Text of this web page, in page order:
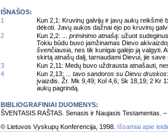
IŠNAŠOS:
1
Kun 2,1: Kruvinų galvijų ir javų aukų reikšmė
dėkoti. Javų aukos dažnai ėjo po kruvinų
2
Kun 2,2: ... priminimo atnašą: užuot
Tokiu būdu buvo įamžinamas Dievo
švenčiausia , nes tik kunigai galėjo ją
skirtą atnašų dalį, tarnaudami Dievui, jie
3
Kun 2,11: Medų buvo uždrausta atnašauti,
4
Kun 2,13: ... tavo sandoros su Dievu druskos
įvaizdis. Žr. Mk 9,49; Kol 4,6; Sk 18,19; 2 Kr
aukų pagrindą.
BIBLIOGRAFINIAI DUOMENYS:
ŠVENTASIS RAŠTAS. Senasis ir Naujasis Testamentas.
© Lietuvos Vyskupų Konferencija, 1998.
Išsamiai apie